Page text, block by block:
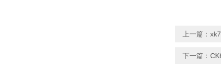
上一篇：
下一篇：